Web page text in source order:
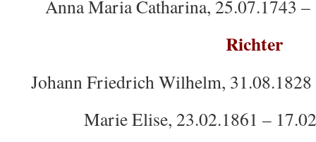
Anna Maria Catharina, 25.07.1743
Richter
Johann Friedrich Wilhelm,
Marie Elise, 23.02.1861 –